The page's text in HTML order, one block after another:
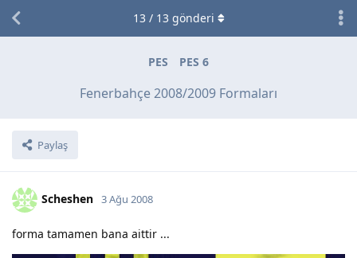
PES PES 6
Fenerbahçe 2008/2009 Formaları
Paylaş
13 / 13 gönderi
Scheshen 3 Ağu 2008
forma tamamen bana aittir ...